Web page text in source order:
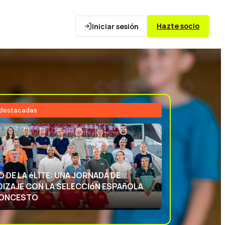
Iniciar sesión Hazte socio
DEPORTIVA: APRENDIENDO CON
ESPAñOLA DE BALONCESTO